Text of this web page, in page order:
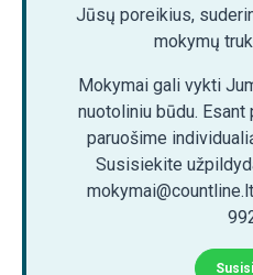
Jūsų poreikius,
mokymų
Mokymai gali vykti
nuotoliniu būdu.
paruošime
Susisiekite